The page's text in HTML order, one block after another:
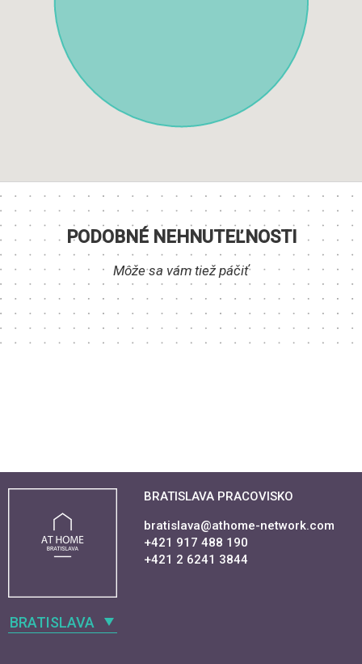
PODOBNÉ NEHNUTEĽNOSTI
Môže sa vám tiež páčiť
BRATISLAVA
BRATISLAVA PRACOVISKO
bratislava@athome-network.com
+421 917 488 190
+421 2 6241 3844